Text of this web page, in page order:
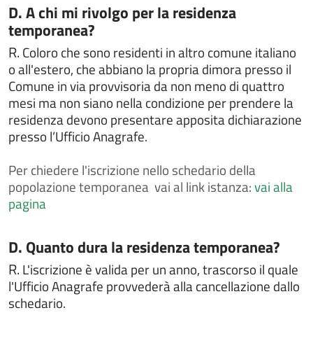
Chiedere l'autorizzazione alla esumazione,
estumulazione o traslazione
Chiedere la cittadinanza italiana
Chiedere la concessione di spazi comunali per
attività culturali o sportive
Chiedere la concessione, il rinnovo e/o la rinuncia di
loculo od ossario
Chiedere la concessione, il rinnovo e/o la rinuncia di
Chiedere la consultazione e la copia delle liste
elettorali
Chiedere la legalizzazione di fotografia
Chiedere la rettifica di dati anagrafici in atti di stato
civile
Chiedere la sepoltura nei cimiteri comunali
Categoria:
D. A chi mi rivolgo per la residenza
temporanea?
R. Coloro che sono residenti in altro comune italiano
o all'estero, che abbiano la propria dimora presso il
Comune in via provvisoria da non meno di quattro
mesi ma non siano nella condizione per prendere la
residenza devono presentare apposita dichiarazione
presso l’Ufficio Anagrafe.
Perchiedere l'iscrizione nello schedario della
popolazione temporanea vai al link istanza:vai alla
pagina
Categoria:
D. Quanto dura la residenza temporanea?
R. L'iscrizione è valida per un anno, trascorso il quale
l'Ufficio Anagrafe provvederà alla cancellazione dallo
schedario.